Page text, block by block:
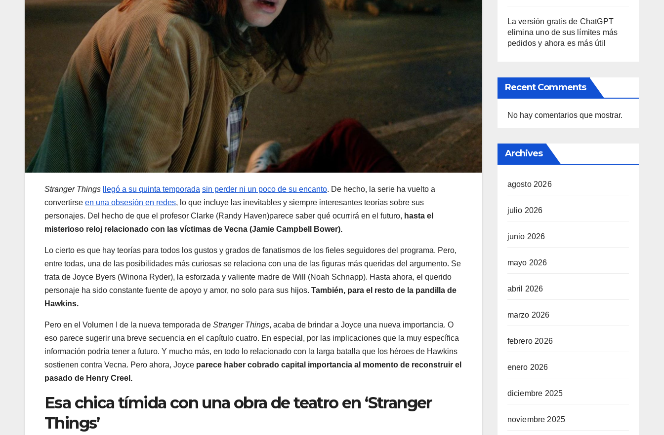
Stranger Things llegó a su quinta temporada sin perder ni un poco de su encanto. De hecho, la serie ha vuelto a
convertirse en una obsesión en redes, lo que incluye las inevitables y siempre interesantes teorías sobre sus
personajes. Del hecho de que el profesor Clarke (Randy Haven)parece saber qué ocurrirá en el futuro, hasta el
misterioso reloj relacionado con las víctimas de Vecna (Jamie Campbell Bower).
Lo cierto es que hay teorías para todos los gustos y grados de fanatismos de los fieles seguidores del programa. Pero,
entre todas, una de las posibilidades más curiosas se relaciona con una de las figuras más queridas del argumento. Se
trata de Joyce Byers (Winona Ryder), la esforzada y valiente madre de Will (Noah Schnapp). Hasta ahora, el querido
personaje ha sido constante fuente de apoyo y amor, no solo para sus hijos. También, para el resto de la pandilla de
Hawkins.
Pero en el Volumen I de la nueva temporada de Stranger Things, acaba de brindar a Joyce una nueva importancia. O
eso parece sugerir una breve secuencia en el capítulo cuatro. En especial, por las implicaciones que la muy específica
información podría tener a futuro. Y mucho más, en todo lo relacionado con la larga batalla que los héroes de Hawkins
sostienen contra Vecna. Pero ahora, Joyce parece haber cobrado capital importancia al momento de reconstruir el
pasado de Henry Creel.
Esa chica tímida con una obra de teatro en ‘Stranger
Things’
La versión gratis de ChatGPT
elimina uno de sus límites más
pedidos y ahora es más útil
Recent Comments
No hay comentarios que mostrar.
Archives
agosto 2026
julio 2026
junio 2026
mayo 2026
abril 2026
marzo 2026
febrero 2026
enero 2026
diciembre 2025
noviembre 2025